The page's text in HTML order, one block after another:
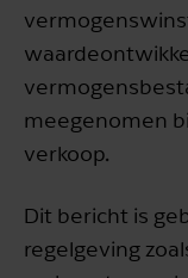
meegenomen
verkoop.
Dit bericht is
regelgeving